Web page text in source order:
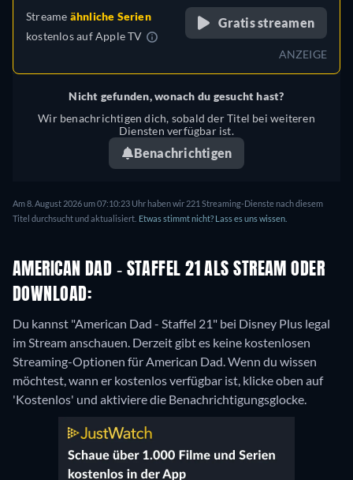
(Brasilien), Türkisch
Streame ähnliche Serien
kostenlos aufApple TV
Gratis streamen
ANZEIGE
Nicht gefunden, wonach du gesucht hast?
Wir benachrichtigen dich, sobald der Titel bei weiteren
Diensten verfügbar ist.
Benachrichtigen
Am 8. August 2026 um 07:10:23 Uhr haben wir 221 Streaming-Dienste nach diesem
Titel durchsucht und aktualisiert. Etwas stimmt nicht? Lass es uns wissen.
AMERICAN DAD - STAFFEL 21 ALS STREAM ODER
DOWNLOAD:
Du kannst "American Dad - Staffel 21" bei Disney Plus legal
im Stream anschauen. Derzeit gibt es keine kostenlosen
Streaming-Optionen für American Dad. Wenn du wissen
möchtest, wann er kostenlos verfügbar ist, klicke oben auf
'Kostenlos' und aktiviere die Benachrichtigungsglocke.